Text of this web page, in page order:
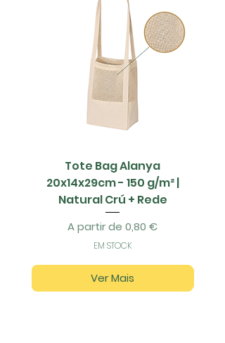
Tote Bag Alanya
20x14x29cm - 150 g/m² |
Natural Crú + Rede
A partir de 0,80 €
Preço promocional
EM STOCK
Ver Mais